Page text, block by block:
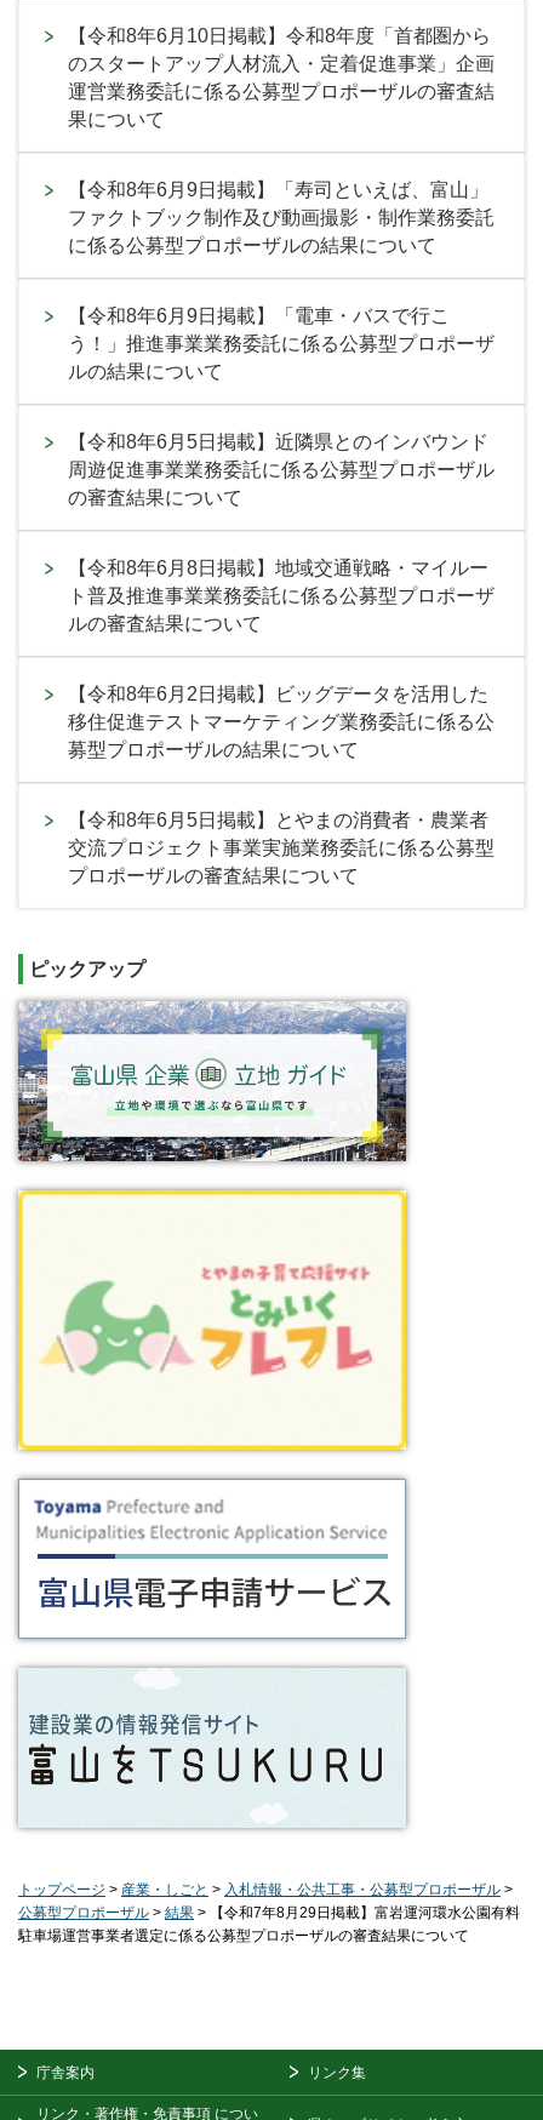
【令和8年6月10日掲載】令和8年度「首都圏から
のスタートアップ人材流入・定着促進事業」企画
運営業務委託に係る公募型プロポーザルの審査結
果について
【令和8年6月9日掲載】「寿司といえば、富山」
ファクトブック制作及び動画撮影・制作業務委託
に係る公募型プロポーザルの結果について
【令和8年6月9日掲載】「電車・バスで行こ
う！」推進事業業務委託に係る公募型プロポーザ
ルの結果について
【令和8年6月5日掲載】近隣県とのインバウンド
周遊促進事業業務委託に係る公募型プロポーザル
の審査結果について
【令和8年6月8日掲載】地域交通戦略・マイルー
ト普及推進事業業務委託に係る公募型プロポーザ
ルの審査結果について
【令和8年6月2日掲載】ビッグデータを活用した
移住促進テストマーケティング業務委託に係る公
募型プロポーザルの結果について
【令和8年6月5日掲載】とやまの消費者・農業者
交流プロジェクト事業実施業務委託に係る公募型
プロポーザルの審査結果について
ピックアップ
トップページ > 産業・しごと > 入札情報・公共工事・公募型プロポーザル >
公募型プロポーザル > 結果 > 【令和7年8月29日掲載】富岩運河環水公園有料
駐車場運営事業者選定に係る公募型プロポーザルの審査結果について
庁舎案内 リンク集
リンク・著作権・免責事項 につい